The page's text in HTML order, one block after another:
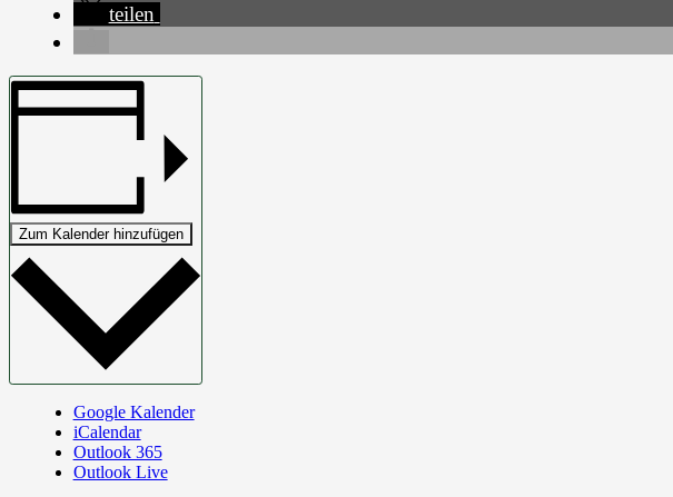
teilen
Zum Kalender hinzufügen
Google Kalender
iCalendar
Outlook 365
Outlook Live